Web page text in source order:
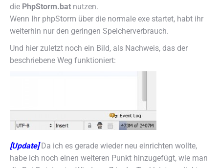
die PhpStorm.bat nutzen.
Wenn Ihr phpStorm über die normale exe startet, habt ihr
weiterhin nur den geringen Speicherverbrauch.
Und hier zuletzt noch ein Bild, als Nachweis, das der
beschriebene Weg funktioniert:
[Update]Da ich es gerade wieder neu einrichten wollte,
habe ich noch einen weiteren Punkt hinzugefügt, wie man